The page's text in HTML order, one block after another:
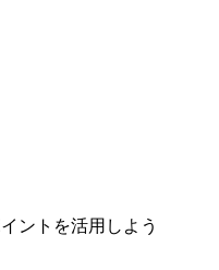
ントを活用しよう